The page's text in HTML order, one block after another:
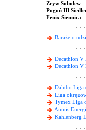
Zryw Sobolew
Pogoń III
Fenix Siennica
Baraże o
Decathlon V
Decathlon V
Dalubo Liga
Liga
Tymex Liga
Amnis
Kahlenberg